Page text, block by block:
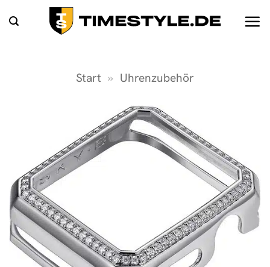
Inhalt
Start » Uhrenzubehör